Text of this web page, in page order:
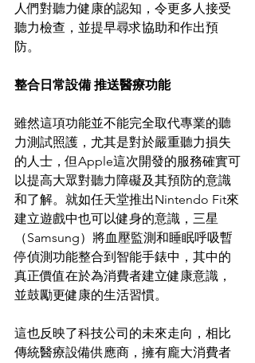
人們對聽力健康的認知，令更多人接受
聽力檢查，並提早尋求協助和作出預
防。
整合日常設備 推送醫療功能
雖然這項功能並不能完全取代專業的聽
力測試照護，尤其是對於嚴重聽力損失
的人士，但Apple這次開發的服務確實可
以提高大眾對聽力障礙及其預防的意識
和了解。就如任天堂推出Nintendo Fit來
建立遊戲中也可以健身的意識，三星
（Samsung）將血壓監測和睡眠呼吸暫
停偵測功能整合到智能手錶中，其中的
真正價值在於為消費者建立健康意識，
並鼓勵更健康的生活習慣。
這也反映了科技公司的未來走向，相比
傳統醫療設備供應商，擁有龐大消費者